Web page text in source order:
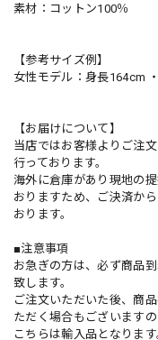
素材：コットン100％
【参考サイズ例】
女性モデル：身長164cm
【お届けについて】
当店ではお客様よりご注
行っております。
海外に倉庫があり現地の
おりますため、ご決済か
おります。
■注意事項
お急ぎの方は、必ず商品
致します。
ご注文いただいた後、商
ただく場合もございます
こちらは輸入品となりま